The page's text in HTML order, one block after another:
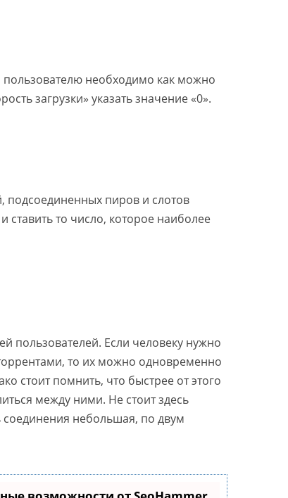
пользователю необходимо как можно
загрузки» указать значение «0».
подсоединенных пиров и слотов
ставить то число, которое наиболее
пользователей. Если человеку нужно
то их можно одновременно
стоит помнить, что быстрее от этого
между ними. Не стоит здесь
небольшая, по двум